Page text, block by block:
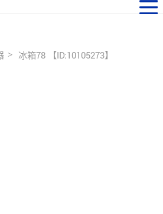
冰箱78 【ID:10105273】